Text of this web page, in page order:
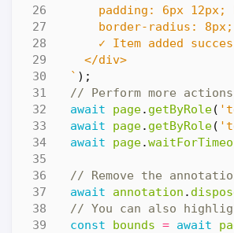
  `
);
await page. getByRole(
await
page. getByRole(
await
page.
await
annotation .
const bounds = await